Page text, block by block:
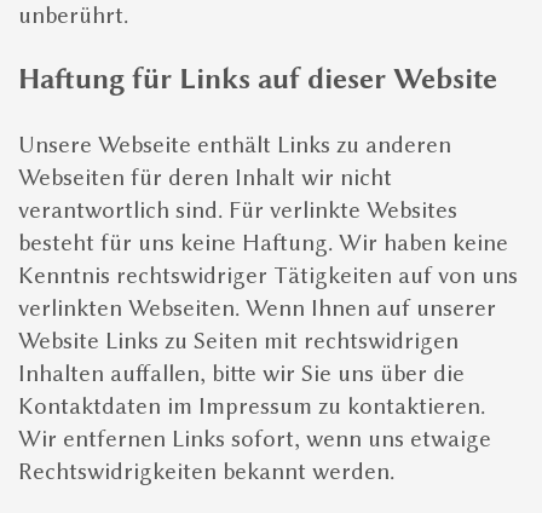
unberührt.
Haftung für Links auf dieser Website
Unsere Webseite enthält Links zu anderen
Webseiten für deren Inhalt wir nicht
verantwortlich sind. Für verlinkte Websites
besteht für uns keine Haftung. Wir haben keine
Kenntnis rechtswidriger Tätigkeiten auf von uns
verlinkten Webseiten. Wenn Ihnen auf unserer
Website Links zu Seiten mit rechtswidrigen
Inhalten auffallen, bitte wir Sie uns über die
Kontaktdaten im Impressum zu kontaktieren.
Wir entfernen Links sofort, wenn uns etwaige
Rechtswidrigkeiten bekannt werden.